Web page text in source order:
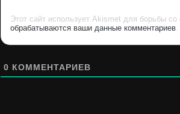
Этот сайт использует Akismet для борьбы со
обрабатываются ваши данные комментариев
0 КОММЕНТАРИЕВ